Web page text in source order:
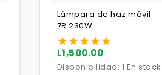
Lámpara de haz móvil
7R 230W
L1,500.00
Disponibilidad: 1 En stock